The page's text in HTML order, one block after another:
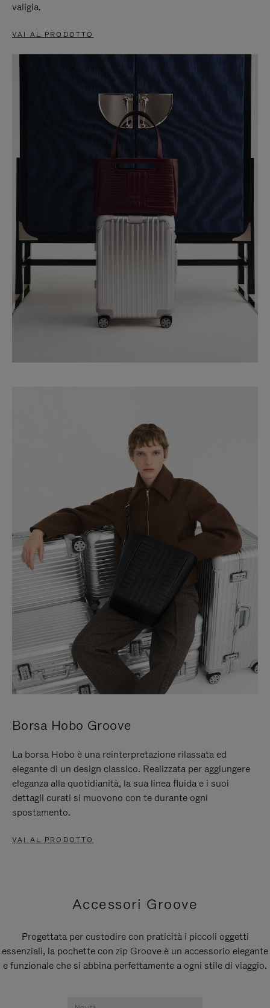
valigia.
VAI AL PRODOTTO
Borsa Hobo Groove
La borsa Hobo è una reinterpretazione rilassata ed
elegante di un design classico. Realizzata per aggiungere
eleganza alla quotidianità, la sua linea fluida e i suoi
dettagli curati si muovono con te durante ogni
spostamento.
VAI AL PRODOTTO
Accessori Groove
Progettata per custodire con praticità i piccoli oggetti
essenziali, la pochette con zip Groove è un accessorio elegante
e funzionale che si abbina perfettamente a ogni stile di viaggio.